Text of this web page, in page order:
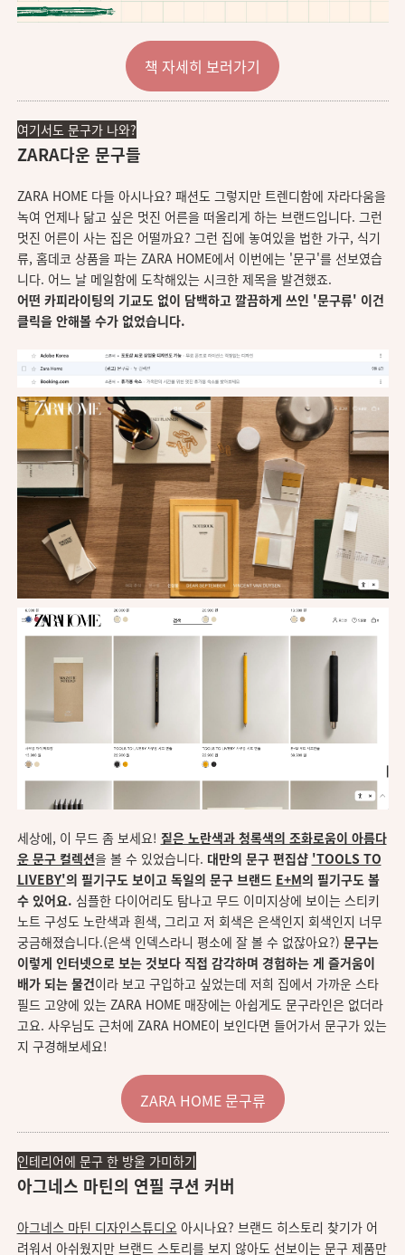
책 자세히 보러가기
여기서도 문구가 나와?
ZARA다운 문구들
ZARA HOME 다들 아시나요? 패션도 그렇지만 트렌디함에 자라다움을
녹여 언제나 닮고 싶은 멋진 어른을 떠올리게 하는 브랜드입니다. 그런
멋진 어른이 사는 집은 어떨까요? 그런 집에 놓여있을 법한 가구, 식기
류, 홈데코 상품을 파는 ZARA HOME에서 이번에는 '문구'를 선보였습
니다. 어느 날 메일함에 도착해있는 시크한 제목을 발견했죠.
어떤 카피라이팅의 기교도 없이 담백하고 깔끔하게 쓰인 '문구류' 이건
클릭을 안해볼 수가 없었습니다.
세상에, 이 무드 좀 보세요! 짙은 노란색과 청록색의 조화로움이 아름다
운 문구 컬렉션을 볼 수 있었습니다. 대만의 문구 편집샵 'TOOLS TO
LIVEBY'의 필기구도 보이고 독일의 문구 브랜드 E+M의 필기구도 볼
수 있어요. 심플한 다이어리도 탐나고 무드 이미지상에 보이는 스티키
노트 구성도 노란색과 흰색, 그리고 저 회색은 은색인지 회색인지 너무
궁금해졌습니다.(은색 인덱스라니 평소에 잘 볼 수 없잖아요?) 문구는
이렇게 인터넷으로 보는 것보다 직접 감각하며 경험하는 게 즐거움이
배가 되는 물건이라 보고 구입하고 싶었는데 저희 집에서 가까운 스타
필드 고양에 있는 ZARA HOME 매장에는 아쉽게도 문구라인은 없더라
고요. 사우님도 근처에 ZARA HOME이 보인다면 들어가서 문구가 있는
지 구경해보세요!
ZARA HOME 문구류
인테리어에 문구 한 방울 가미하기
아그네스 마틴의 연필 쿠션 커버
아그네스 마틴 디자인스튜디오아시나요? 브랜드 히스토리 찾기가 어
려워서 아쉬웠지만 브랜드 스토리를 보지 않아도 선보이는 문구 제품만